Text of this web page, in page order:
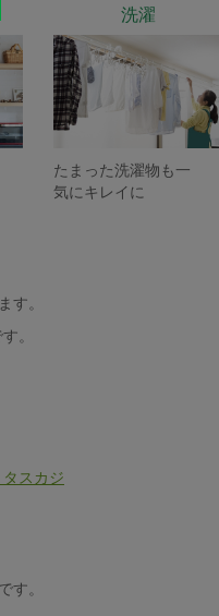
洗濯
たまった洗濯物も一
気にキレイに
。
。
スカジ
。